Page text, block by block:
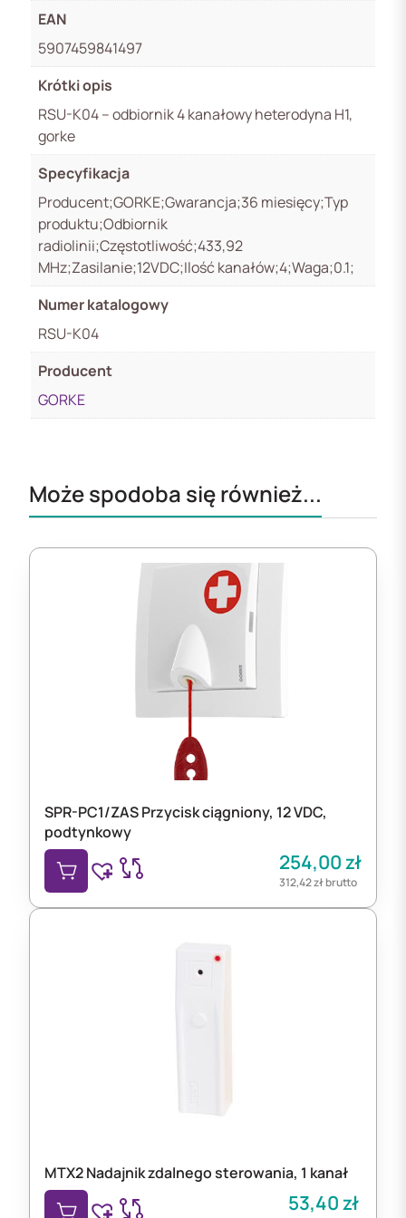
EAN
5907459841497
Krótki opis
RSU-K04 – odbiornik 4 kanałowy heterodyna H1,
gorke
Specyfikacja
Producent;GORKE;Gwarancja;36 miesięcy;Typ
produktu;Odbiornik
radiolinii;Częstotliwość;433,92
MHz;Zasilanie;12VDC;Ilość kanałów;4;Waga;0.1;
Numer katalogowy
RSU-K04
Producent
GORKE
Może spodoba się również...
SPR-PC1/ZAS Przycisk ciągniony, 12 VDC,
podtynkowy
254,00zł
312,42złbrutto
MTX2 Nadajnik zdalnego sterowania, 1 kanał
53,40zł